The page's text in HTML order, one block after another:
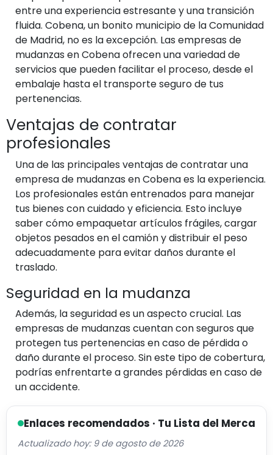
entre una experiencia estresante y una transición
fluida. Cobena, un bonito municipio de la Comunidad
de Madrid, no es la excepción. Las empresas de
mudanzas en Cobena ofrecen una variedad de
servicios que pueden facilitar el proceso, desde el
embalaje hasta el transporte seguro de tus
pertenencias.
Ventajas de contratar
profesionales
Una de las principales ventajas de contratar una
empresa de mudanzas en Cobena es la experiencia.
Los profesionales están entrenados para manejar
tus bienes con cuidado y eficiencia. Esto incluye
saber cómo empaquetar artículos frágiles, cargar
objetos pesados en el camión y distribuir el peso
adecuadamente para evitar daños durante el
traslado.
Seguridad en la mudanza
Además, la seguridad es un aspecto crucial. Las
empresas de mudanzas cuentan con seguros que
protegen tus pertenencias en caso de pérdida o
daño durante el proceso. Sin este tipo de cobertura,
podrías enfrentarte a grandes pérdidas en caso de
un accidente.
Enlaces recomendados · Tu Lista del Merca
Actualizado hoy: 9 de agosto de 2026